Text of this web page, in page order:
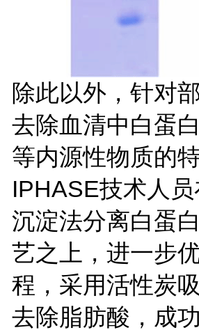
除此以外，针对
去除血清中白蛋
等内源性物质的
IPHASE技术人
沉淀法分离白蛋
艺之上，进一步
程，采用活性炭
去除脂肪酸，成